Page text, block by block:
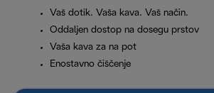
Vaš dotik. Vaša kava. Vaš način.
Oddaljen dostop na dosegu prstov
Vaša kava za na pot
Enostavno čiščenje